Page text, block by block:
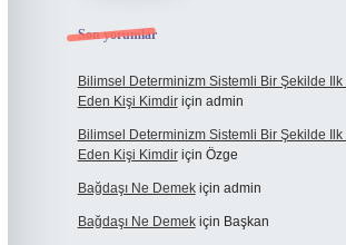
Son yorumlar
Bilimsel Determinizm Sistemli Bir Şekilde Ilk
Eden Kişi Kimdiriçin admin
Bilimsel Determinizm Sistemli Bir Şekilde Ilk
Eden Kişi Kimdiriçin Özge
Bağdaşı Ne Demekiçin admin
Bağdaşı Ne Demekiçin Başkan